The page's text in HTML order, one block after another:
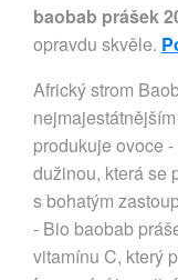
baobab prášek
opravdu skvěle.
Africký strom
produkuje ovoce
dužinou, která se
s bohatým
- Bio baobab
vitamínu C, který